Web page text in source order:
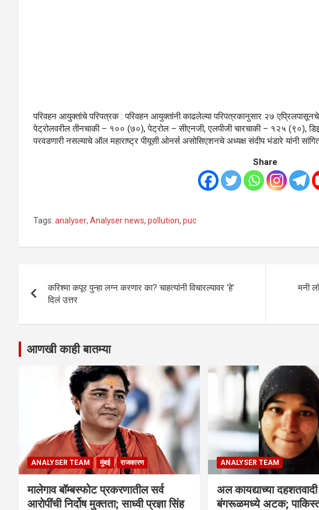
परिवहन आयुक्तांचे परिपत्रक : परिवहन आयुक्तांनी काढलेल्या परिपत्रकानुसार २७
पेट्रोलवरील तीनचाकी – १०० (७०), पेट्रोल – सीएनजी, एलपीजी चारचाकी – १२५ (९०),
परवडणारी नसल्याचे ऑल महाराष्ट्र पीयूसी ओनर्स असोसिएशनचे अध्यक्ष संदीप भंडारे यांनी
Share
Tags: analyser, Analyser news, pollution, puc
navigation
करिश्मा कपूर पुन्हा लग्न करणार का? चाहत्यांनी विचारल्यावर ‘हे’
दिलं उत्तर
मनी
आणखी काही बातम्या
ANALYSER TEAM मुंबई राजकारण
मालेगाव बॉम्बस्फोट प्रकरणातील सर्व
आरोपींची निर्दोष मुक्तता; साध्वी प्रज्ञा सिंह
ANALYSER TEAM
अल कायद्याच्या
बंगरूळमध्ये अटक;